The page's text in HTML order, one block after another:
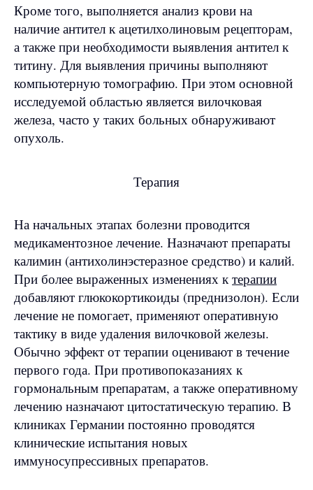
Кроме того, выполняется анализ крови на
наличие антител к ацетилхолиновым рецепторам,
а также при необходимости выявления антител к
титину. Для выявления причины выполняют
компьютерную томографию. При этом основной
исследуемой областью является вилочковая
железа, часто у таких больных обнаруживают
опухоль.
Терапия
На начальных этапах болезни проводится
медикаментозное лечение. Назначают препараты
калимин (антихолинэстеразное средство) и калий.
При более выраженных изменениях ктерапии
добавляют глюкокортикоиды (преднизолон). Если
лечение не помогает, применяют оперативную
тактику в виде удаления вилочковой железы.
Обычно эффект от терапии оценивают в течение
первого года. При противопоказаниях к
гормональным препаратам, а также оперативному
лечению назначают цитостатическую терапию. В
клиниках Германии постоянно проводятся
клинические испытания новых
иммуносупрессивных препаратов.